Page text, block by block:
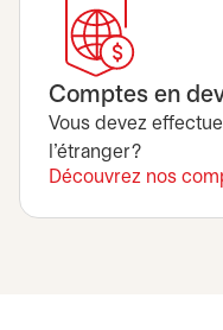
Comptes en
Vous devez
l’étranger?
Découvrez nos